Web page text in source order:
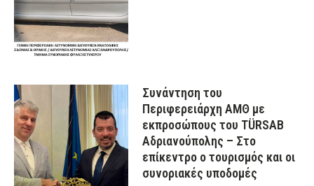
Συνάντηση του
Περιφερειάρχη ΑΜΘ με
εκπροσώπους του TÜRSAB
Αδριανούπολης – Στο
επίκεντρο ο τουρισμός και οι
συνοριακές υποδομές